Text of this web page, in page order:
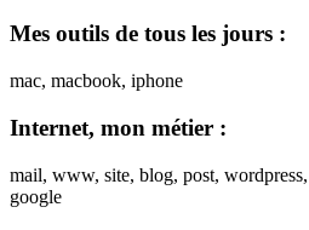
Mes outils de tous les jours :
mac, macbook, iphone
Internet, mon métier :
mail, www, site, blog, post,
google